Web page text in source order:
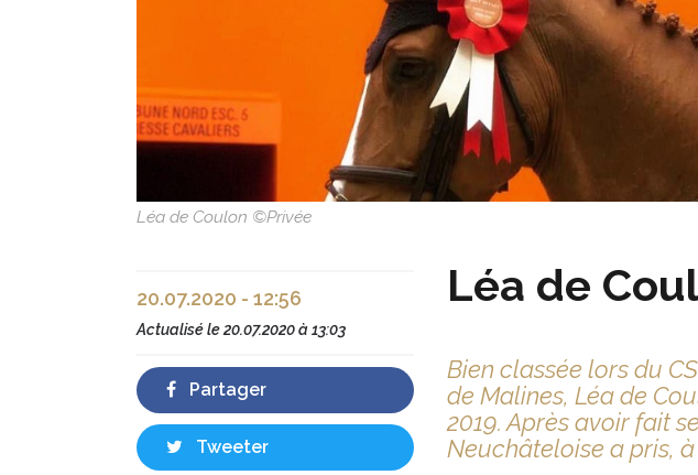
Léa de Coulon ©Privée
Léa de
Bien classée lors du
de Malines, Léa de
2019. Après avoir fait
Neuchâteloise a pris,
20.07.2020 - 12:56
Actualisé le20.07.2020 à 13:03
Partager
Tweeter